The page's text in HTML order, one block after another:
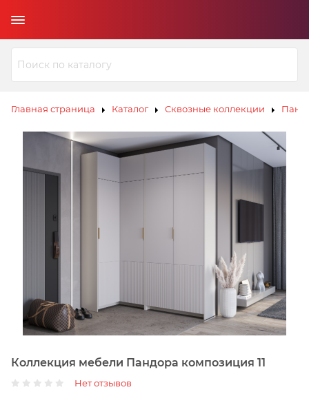
Главная страница Каталог Сквозные коллекции
Коллекция мебели Пандора композиция 11
Нет отзывов